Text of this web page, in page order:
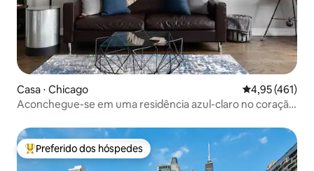
Casa ⋅ Chicago 4,95 de uma
4,95 (461)
Aconchegue-se em uma residência azul-claro no coração
Entre os melhores preferidos dos hóspedes
Preferido dos hóspedes